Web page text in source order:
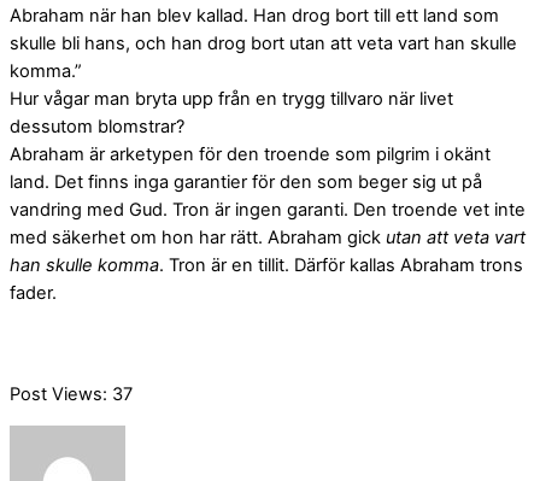
Abraham när han blev kallad. Han drog bort till ett land som
skulle bli hans, och han drog bort utan att veta vart han skulle
komma.”
Hur vågar man bryta upp från en trygg tillvaro när livet
dessutom blomstrar?
Abraham är arketypen för den troende som pilgrim i okänt
land. Det finns inga garantier för den som beger sig ut på
vandring med Gud. Tron är ingen garanti. Den troende vet inte
med säkerhet om hon har rätt. Abraham gick utan att veta vart
han skulle komma. Tron är en tillit. Därför kallas Abraham trons
fader.
Post Views: 37